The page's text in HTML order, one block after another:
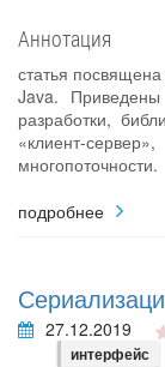
Аннотация
статья посвящена
Java.
разработки,
«клиент-
многопоточности.
подробнее
27.12.2019
интерфейс